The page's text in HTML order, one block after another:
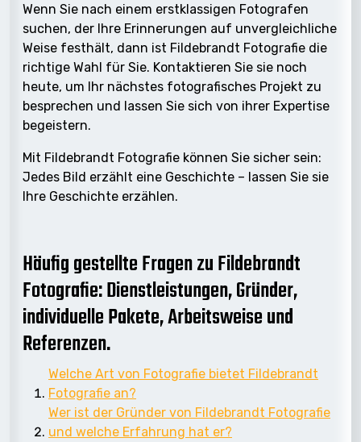
Wenn Sie nach einem erstklassigen Fotografen
suchen, der Ihre Erinnerungen auf unvergleichliche
Weise festhält, dann ist Fildebrandt Fotografie die
richtige Wahl für Sie. Kontaktieren Sie sie noch
heute, um Ihr nächstes fotografisches Projekt zu
besprechen und lassen Sie sich von ihrer Expertise
begeistern.
Mit Fildebrandt Fotografie können Sie sicher sein:
Jedes Bild erzählt eine Geschichte – lassen Sie sie
Ihre Geschichte erzählen.
Häufig gestellte Fragen zu Fildebrandt
Fotografie: Dienstleistungen, Gründer,
individuelle Pakete, Arbeitsweise und
Referenzen.
Welche Art von Fotografie bietet Fildebrandt
Fotografie an?
Wer ist der Gründer von Fildebrandt Fotografie
und welche Erfahrung hat er?